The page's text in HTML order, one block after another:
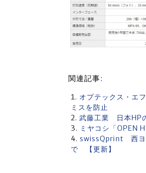
関連記事:
オプテックス・エ
ミスを防止
武藤工業 日本HP
ミヤコシ「OPEN
swissQprint 西ヨ
で 【更新】